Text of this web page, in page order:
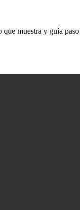
muestra y guía